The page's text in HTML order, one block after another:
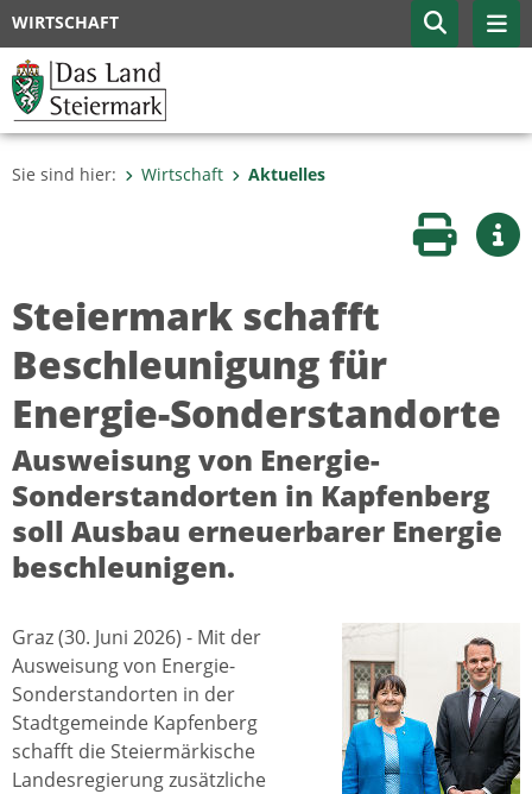
WIRTSCHAFT
Sie sind hier: Wirtschaft Aktuelles
Seite
Steiermark schafft
Beschleunigung für
Energie-Sonderstandorte
Ausweisung von Energie-
Sonderstandorten in Kapfenberg
soll Ausbau erneuerbarer Energie
beschleunigen.
Graz (30. Juni 2026) - Mit der
Ausweisung von Energie-
Sonderstandorten in der
Stadtgemeinde Kapfenberg
schafft die Steiermärkische
Landesregierung zusätzliche